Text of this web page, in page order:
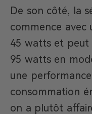
De son côté, la
commence avec
45 watts et peut
95 watts en
une
consommation
on a plutôt